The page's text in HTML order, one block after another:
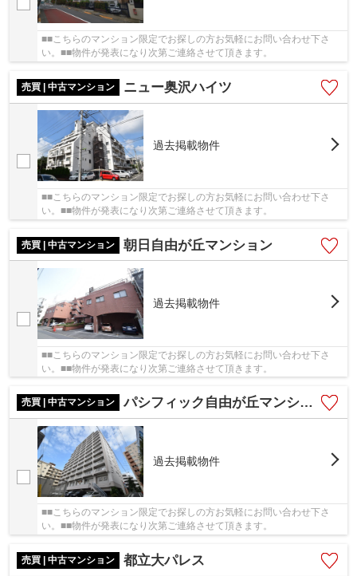
■■こちらのマンション限定でお探しの方お気軽にお問い合わせ下さ
い。■■物件が発表になり次第ご連絡させて頂きます。
売買 | 中古マンション ニュー奥沢ハイツ
過去掲載物件
■■こちらのマンション限定でお探しの方お気軽にお問い合わせ下さ
い。■■物件が発表になり次第ご連絡させて頂きます。
売買 | 中古マンション 朝日自由が丘マンション
過去掲載物件
■■こちらのマンション限定でお探しの方お気軽にお問い合わせ下さ
い。■■物件が発表になり次第ご連絡させて頂きます。
売買 | 中古マンション パシフィック自由が丘マンション
過去掲載物件
■■こちらのマンション限定でお探しの方お気軽にお問い合わせ下さ
い。■■物件が発表になり次第ご連絡させて頂きます。
売買 | 中古マンション 都立大パレス